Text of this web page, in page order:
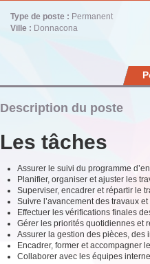
Type de poste : Permanent
Ville : Donnacona
Description du poste
Les tâches
Assurer le suivi du programme
Planifier, organiser et ajuster les
Superviser, encadrer et répartir le
Suivre l’avancement des travaux
Effectuer les vérifications finales
Gérer les priorités quotidiennes et
Assurer la gestion des pièces, des
Encadrer, former et accompagner
Collaborer avec les équipes